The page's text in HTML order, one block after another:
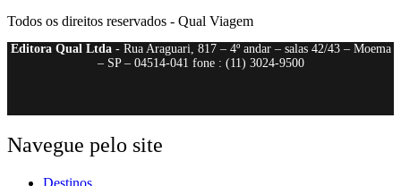
Todos os direitos reservados - Qual Viagem
Editora Qual Ltda- Rua Araguari, 817 – 4º andar – salas 42/43 – Moema
– SP – 04514-041 fone : (11) 3024-9500
Navegue pelo site
Destinos